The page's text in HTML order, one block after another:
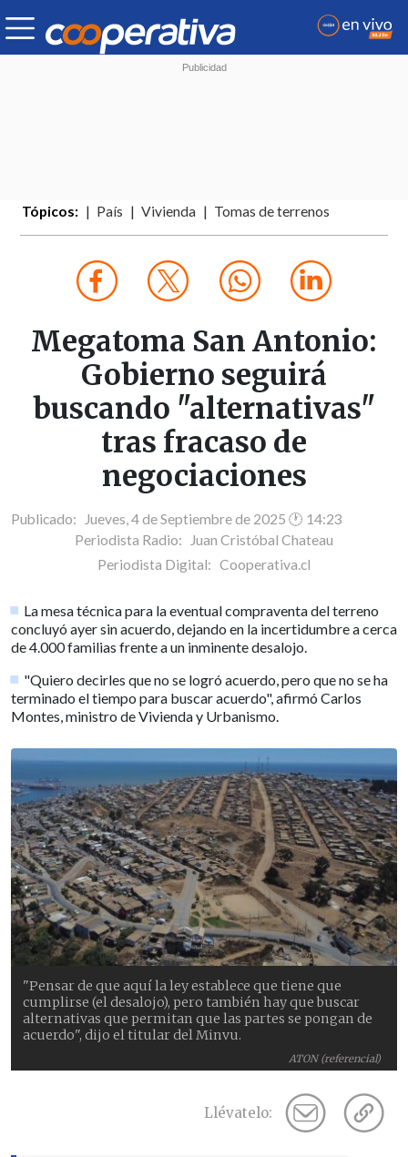
Tópicos: País Vivienda Tomas de terrenos
Megatoma San Antonio:
Gobierno seguirá
buscando "alternativas"
tras fracaso de
negociaciones
Publicado: Jueves, 4 de Septiembre de 2025 🕐 14:23
Periodista Radio:
Juan Cristóbal Chateau
Periodista Digital: Cooperativa.cl
La mesa técnica para la eventual compraventa del terreno
concluyó ayer sin acuerdo, dejando en la incertidumbre a cerca
de 4.000 familias frente a un inminente desalojo.
"Quiero decirles que no se logró acuerdo, pero que no se ha
terminado el tiempo para buscar acuerdo", afirmó Carlos
Montes, ministro de Vivienda y Urbanismo.
ATON (referencial)
"Pensar de que aquí la ley establece que tiene que
cumplirse (el desalojo), pero también hay que buscar
alternativas que permitan que las partes se pongan de
acuerdo", dijo el titular del Minvu.
Llévatelo: